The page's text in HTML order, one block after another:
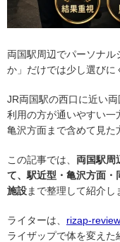
両国駅周辺でパーソナ
か」だけでは少し選びに
JR両国駅の西口に近い
利用の方が通いやすい一
亀沢方面まで含めて見た
この記事では、 両国駅周
て、駅近型・亀沢方面
施設まで整理して紹介し
ライターは、 rizap-
ライザップで体を変え